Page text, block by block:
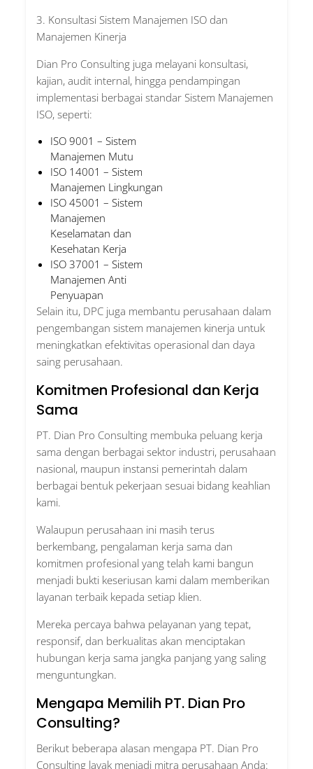
3. Konsultasi Sistem Manajemen ISO dan
Manajemen Kinerja
Dian Pro Consulting juga melayani konsultasi,
kajian, audit internal, hingga pendampingan
implementasi berbagai standar Sistem Manajemen
ISO, seperti:
ISO 9001 – Sistem
Manajemen Mutu
ISO 14001 – Sistem
Manajemen Lingkungan
ISO 45001 – Sistem
Manajemen
Keselamatan dan
Kesehatan Kerja
ISO 37001 – Sistem
Manajemen Anti
Penyuapan
Selain itu, DPC juga membantu perusahaan dalam
pengembangan sistem manajemen kinerja untuk
meningkatkan efektivitas operasional dan daya
saing perusahaan.
Komitmen Profesional dan Kerja
Sama
PT. Dian Pro Consulting membuka peluang kerja
sama dengan berbagai sektor industri, perusahaan
nasional, maupun instansi pemerintah dalam
berbagai bentuk pekerjaan sesuai bidang keahlian
kami.
Walaupun perusahaan ini masih terus
berkembang, pengalaman kerja sama dan
komitmen profesional yang telah kami bangun
menjadi bukti keseriusan kami dalam memberikan
layanan terbaik kepada setiap klien.
Mereka percaya bahwa pelayanan yang tepat,
responsif, dan berkualitas akan menciptakan
hubungan kerja sama jangka panjang yang saling
menguntungkan.
Mengapa Memilih PT. Dian Pro
Consulting?
Berikut beberapa alasan mengapa PT. Dian Pro
Consulting layak menjadi mitra perusahaan Anda: